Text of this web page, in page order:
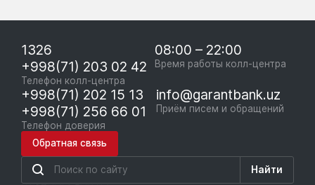
1326
+998(71) 203 02 42
Телефон колл-центра
08:00 – 22:00
Время работы колл-центра
+998(71) 202 15 13
+998(71) 256 66 01
Телефон доверия
info@garantbank.uz
Приём писем и обращений
Обратная связь
Найти